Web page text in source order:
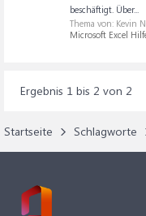
beschäftigt. Über...
Thema von: Kevin
Microsoft Excel
Ergebnis 1 bis 2 von 2
Startseite Schlagworte